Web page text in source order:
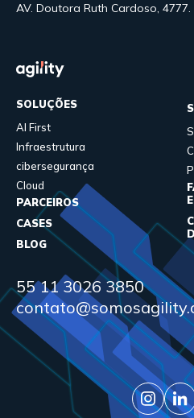
AV. Doutora Ruth Cardoso, 4777.
SOLUÇÕES
AI First
Infraestrutura
cibersegurança
Cloud
PARCEIROS
CASES
BLOG
55 11 3026 3850